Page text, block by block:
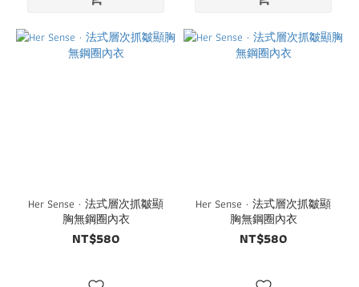
Her Sense · 法式層次抓皺顯
胸無鋼圈內衣
NT$580
Her Sense · 法式層次抓皺顯
胸無鋼圈內衣
NT$580